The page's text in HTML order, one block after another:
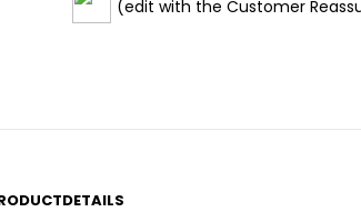
(edit with the Customer